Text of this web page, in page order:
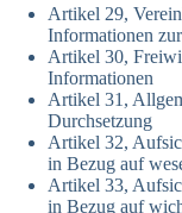
Artikel 29,
Informationen
Artikel 30,
Informationen
Artikel 31,
Durchsetzung
Artikel 32,
in Bezug auf
Artikel 33,
in Bezug auf